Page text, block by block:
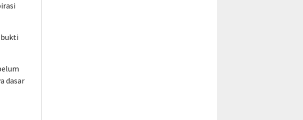
dasar